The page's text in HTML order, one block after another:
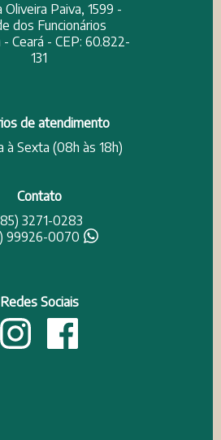
Oliveira Paiva, 1599 -
dos Funcionários
- Ceará - CEP: 60.822-
131
de atendimento
à Sexta (08h às 18h)
Contato
3271-0283
99926-0070
Redes Sociais